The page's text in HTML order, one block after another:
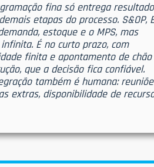
fina só entrega resultado
etapas do processo. S&OP,
estoque e o MPS, mas
É no curto prazo, com
finita e apontamento de
que a decisão fica confiável.
também é humana:
extras, disponibilidade de